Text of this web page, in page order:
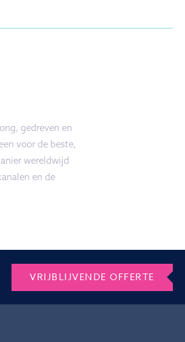
gedreven en
voor de beste,
wereldwijd
en de
VRIJBLIJVENDE OFFERTE